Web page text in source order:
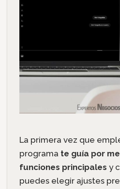
La primera vez que
programa te guía por
funciones principales y
puedes elegir ajustes